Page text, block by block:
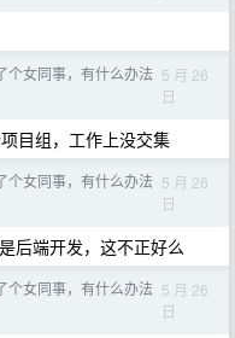
个女同事，有什么办法 5 月 26
日
目组，工作上没交集
个女同事，有什么办法 5 月 26
日
后端开发，这不正好么
个女同事，有什么办法 5 月 26
日